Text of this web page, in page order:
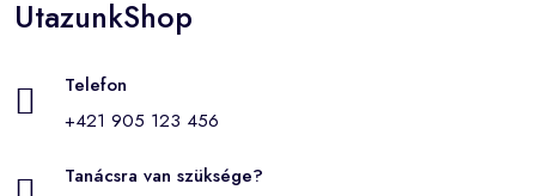
UtazunkShop
Telefon
+421 905 123 456
Tanácsra van szüksége?